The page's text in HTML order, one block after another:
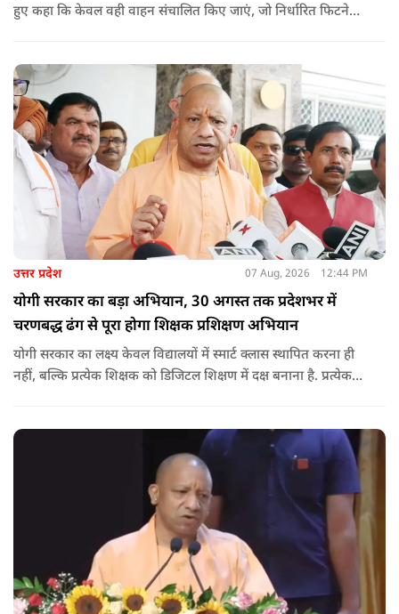
हुए कहा कि केवल वही वाहन संचालित किए जाएं, जो निर्धारित फिटनेस
ताकि विद्यार्थियों और आम नागरिकों की सुरक्षा सुनिश्चित की जा सके.
उत्तर प्रदेश 07 Aug, 2026 12:44 PM
योगी सरकार का बड़ा अभियान, 30 अगस्त तक प्रदेशभर में
चरणबद्ध ढंग से पूरा होगा शिक्षक प्रशिक्षण अभियान
योगी सरकार का लक्ष्य केवल विद्यालयों में स्मार्ट क्लास स्थापित करना ही
नहीं, बल्कि प्रत्येक शिक्षक को डिजिटल शिक्षण में दक्ष बनाना है. प्रत्येक